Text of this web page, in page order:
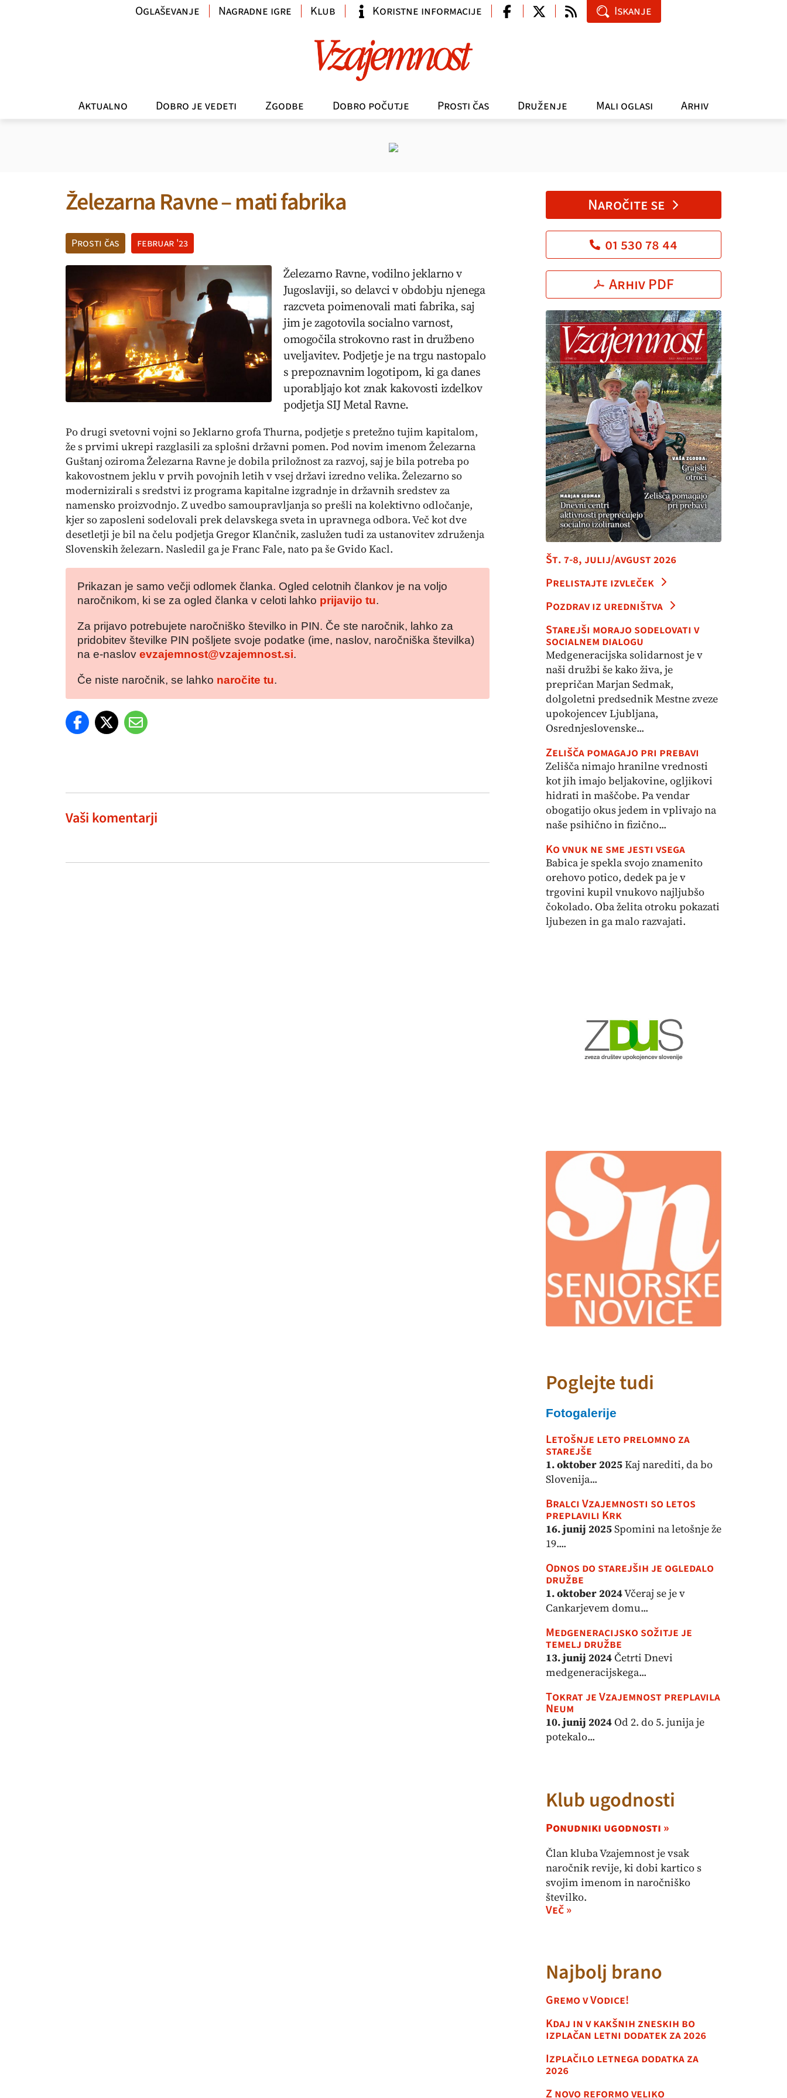
Aktualno Dobro je vedeti Zgodbe Dobro počutje Prosti čas Druženje Mali oglasi Arhiv
Oglaševanje Nagradne igre Klub Koristne informacije Iskanje
Železarna Ravne – mati fabrika
Prosti čas februar '23
Železarno Ravne, vodilno jeklarno v
Jugoslaviji, so delavci v obdobju njenega
razcveta poimenovalimati fabrika, saj
jim je zagotovila socialno varnost,
omogočila strokovno rast in družbeno
uveljavitev. Podjetje je na trgu nastopalo
s prepoznavnim logotipom, ki ga danes
uporabljajo kot znak kakovosti izdelkov
podjetja SIJ Metal Ravne.
Po drugi svetovni vojni so Jeklarno grofa Thurna, podjetje s pretežno tujim kapitalom,
že s prvimi ukrepi razglasili za splošni državni pomen. Pod novim imenom Železarna
Guštanj oziroma Železarna Ravne je dobila priložnost za razvoj, saj je bila potreba po
kakovostnem jeklu v prvih povojnih letih v vsej državi izredno velika. Železarno so
modernizirali s sredstvi iz programa kapitalne izgradnje in državnih sredstev za
namensko proizvodnjo. Z uvedbo samoupravljanja so prešli na kolektivno odločanje,
kjer so zaposleni sodelovali prek delavskega sveta in upravnega odbora. Več kot dve
desetletji je bil na čelu podjetja Gregor Klančnik, zaslužen tudi za ustanovitev združenja
Slovenskih železarn. Nasledil ga je Franc Fale, nato pa še Gvido Kacl.
Prikazan je samo večji odlomek članka. Ogled celotnih člankov je na voljo
naročnikom, ki se za ogled članka v celoti lahko prijavijo tu.
Za prijavo potrebujete naročniško številko in PIN. Če ste naročnik, lahko za
pridobitev številke PIN pošljete svoje podatke (ime, naslov, naročniška številka)
na e-naslov evzajemnost@vzajemnost.si.
Če niste naročnik, se lahko naročite tu.
Vaši komentarji
Naročite se
01 530 78 44
Arhiv PDF
Št. 7-8, julij/avgust 2026
Prelistajte izvleček
Pozdrav iz uredništva
Starejši morajo sodelovati v
socialnem dialogu
Medgeneracijska solidarnost je v
naši družbi še kako živa, je
prepričan Marjan Sedmak,
dolgoletni predsednik Mestne zveze
upokojencev Ljubljana,
Osrednjeslovenske...
Zelišča pomagajo pri prebavi
Zelišča nimajo hranilne vrednosti
kot jih imajo beljakovine, ogljikovi
hidrati in maščobe. Pa vendar
obogatijo okus jedem in vplivajo na
naše psihično in fizično...
Ko vnuk ne sme jesti vsega
Babica je spekla svojo znamenito
orehovo potico, dedek pa je v
trgovini kupil vnukovo najljubšo
čokolado. Oba želita otroku pokazati
ljubezen in ga malo razvajati.
Poglejte tudi
Fotogalerije
Letošnje leto prelomno za
starejše
1. oktober 2025Kaj narediti, da bo
Slovenija...
Bralci Vzajemnosti so letos
preplavili Krk
16. junij 2025Spomini na letošnje že
19....
Odnos do starejših je ogledalo
družbe
1. oktober 2024Včeraj se je v
Cankarjevem domu...
Medgeneracijsko sožitje je
temelj družbe
13. junij 2024Četrti Dnevi
medgeneracijskega...
Tokrat je Vzajemnost preplavila
Neum
10. junij 2024Od 2. do 5. junija je
potekalo...
Klub ugodnosti
Ponudniki ugodnosti »
Član kluba Vzajemnost je vsak
naročnik revije, ki dobi kartico s
svojim imenom in naročniško
številko.
Več »
Najbolj brano
Gremo v Vodice!
Kdaj in v kakšnih zneskih bo
izplačan letni dodatek za 2026
Izplačilo letnega dodatka za
2026
Z novo reformo veliko